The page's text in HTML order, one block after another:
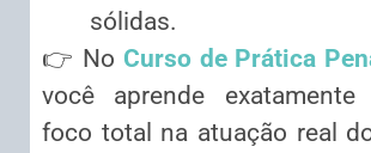
sólidas.
👉 No Curso de Prática
você aprende
foco total na atuação real